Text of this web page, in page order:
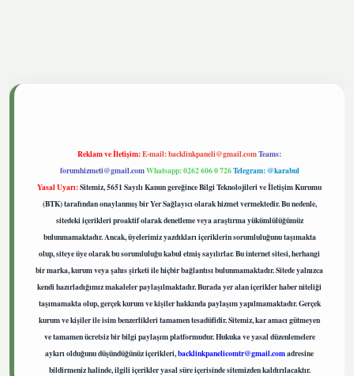
Reklam ve İletişim:E-mail:backlinkpaneli@gmail.comTeams:
forumhizmeti@gmail.comWhatsapp: 0262 606 0 726Telegram: @karabul
Yasal Uyarı:Sitemiz, 5651 Sayılı Kanun gereğince Bilgi Teknolojileri ve İletişim Kurumu
(BTK) tarafından onaylanmış bir Yer Sağlayıcı olarak hizmet vermektedir. Bu nedenle,
sitedeki içerikleri proaktif olarak denetleme veya araştırma yükümlülüğümüz
bulunmamaktadır. Ancak, üyelerimiz yazdıkları içeriklerin sorumluluğunu taşımakta
olup, siteye üye olarak bu sorumluluğu kabul etmiş sayılırlar. Bu internet sitesi, herhangi
bir marka, kurum veya şahıs şirketi ile hiçbir bağlantısı bulunmamaktadır. Sitede yalnızca
kendi hazırladığımız makaleler paylaşılmaktadır. Burada yer alan içerikler haber niteliği
taşımamakta olup, gerçek kurum ve kişiler hakkında paylaşım yapılmamaktadır. Gerçek
kurum ve kişiler ile isim benzerlikleri tamamen tesadüfidir. Sitemiz, kar amacı gütmeyen
ve tamamen ücretsiz bir bilgi paylaşım platformudur. Hukuka ve yasal düzenlemelere
aykırı olduğunu düşündüğünüz içerikleri,backlinkpanelicomtr@gmail.comadresine
bildirmeniz halinde, ilgili içerikler yasal süre içerisinde sitemizden kaldırılacaktır.